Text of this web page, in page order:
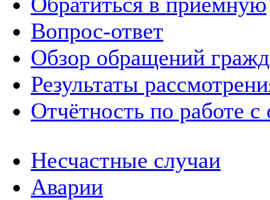
Вопрос-ответ
Обзор обращений
Результаты
Отчётность по работе
Несчастные случаи
Аварии